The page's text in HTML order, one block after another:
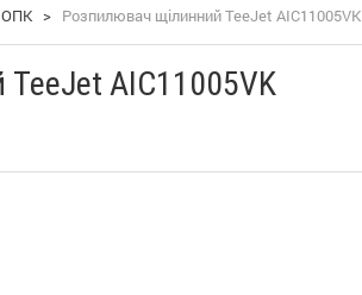
ОПК > Розпилювач щілинний TeeJet AIC11005VK
AIC11005VK